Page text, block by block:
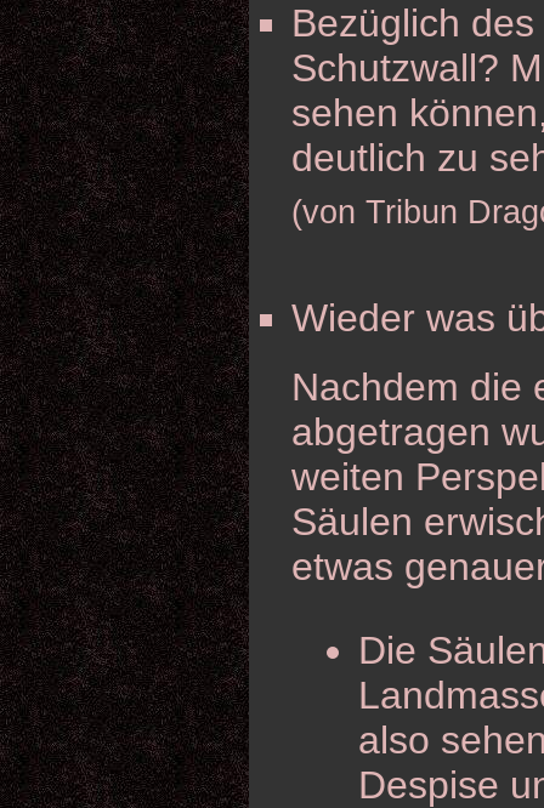
Bezüglich
Schutzwall?
sehen
deutlich zu
(von Tribun
Wieder was
Nachdem die
abgetragen
weiten
Säulen
etwas
Die
also
Despise